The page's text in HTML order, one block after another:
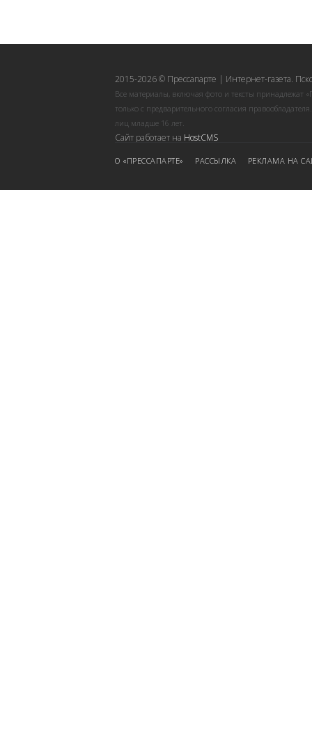
2015-2026 © Прессапарте | Интернет-газета.
Все материалы, включая фото и тексты принадлежат
только с предварительного согласия
лиц младше 16 лет.
Сайт работает на HostCMS
О «ПРЕССАПАРТЕ» РАССЫЛКА РЕКЛАМА НА